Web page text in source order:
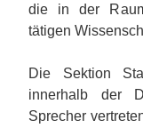
die in der
tätigen
Die Sektion
innerhalb der
Sprecher